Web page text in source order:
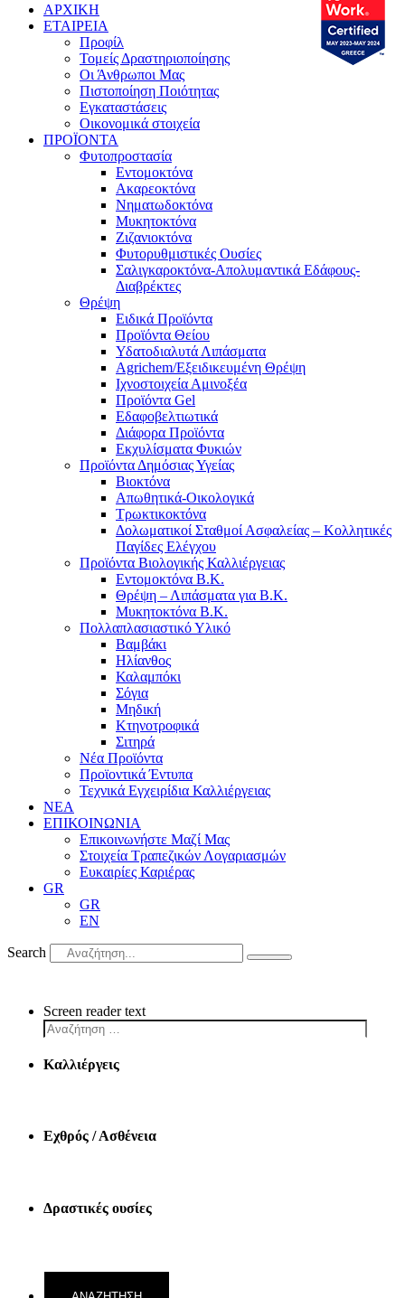
ΑΡΧΙΚΗ
ΕΤΑΙΡΕΙΑ
Προφίλ
Τομείς Δραστηριοποίησης
Οι Άνθρωποι Μας
Πιστοποίηση Ποιότητας
Εγκαταστάσεις
Οικονομικά στοιχεία
ΠΡΟΪΟΝΤΑ
Φυτοπροστασία
Εντομοκτόνα
Ακαρεοκτόνα
Νηματωδοκτόνα
Μυκητοκτόνα
Ζιζανιοκτόνα
Φυτορυθμιστικές Ουσίες
Σαλιγκαροκτόνα-Απολυμαντικά Εδάφους-
Διαβρέκτες
Θρέψη
Ειδικά Προϊόντα
Προϊόντα Θείου
Υδατοδιαλυτά Λιπάσματα
Agrichem/Εξειδικευμένη Θρέψη
Ιχνοστοιχεία Αμινοξέα
Προϊόντα Gel
Εδαφοβελτιωτικά
Διάφορα Προϊόντα
Εκχυλίσματα Φυκιών
Προϊόντα Δημόσιας Υγείας
Βιοκτόνα
Απωθητικά-Οικολογικά
Τρωκτικοκτόνα
Δολωματικοί Σταθμοί Ασφαλείας – Κολλητικές
Παγίδες Ελέγχου
Προϊόντα Βιολογικής Καλλιέργειας
Εντομοκτόνα Β.Κ.
Θρέψη – Λιπάσματα για Β.Κ.
Μυκητοκτόνα Β.Κ.
Πολλαπλασιαστικό Υλικό
Βαμβάκι
Ηλίανθος
Καλαμπόκι
Σόγια
Μηδική
Κτηνοτροφικά
Σιτηρά
Νέα Προϊόντα
Προϊοντικά Έντυπα
Τεχνικά Εγχειρίδια Καλλιέργειας
ΝΕΑ
ΕΠΙΚΟΙΝΩΝΙΑ
Επικοινωνήστε Μαζί Μας
Στοιχεία Τραπεζικών Λογαριασμών
Ευκαιρίες Καριέρας
GR
GR
EN
Search
Screen reader text
Καλλιέργεις
Εχθρός / Ασθένεια
Δραστικές ουσίες